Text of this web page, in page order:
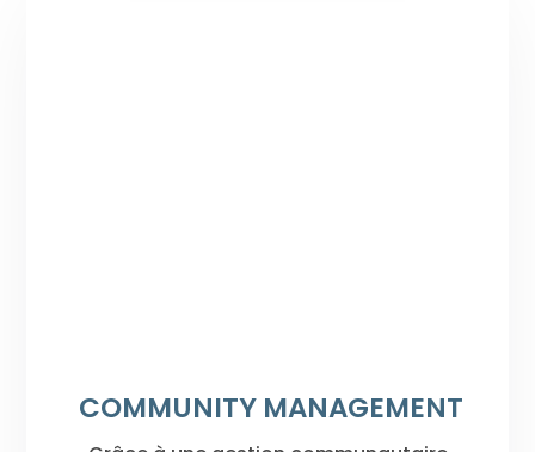
COMMUNITY MANAGEMENT